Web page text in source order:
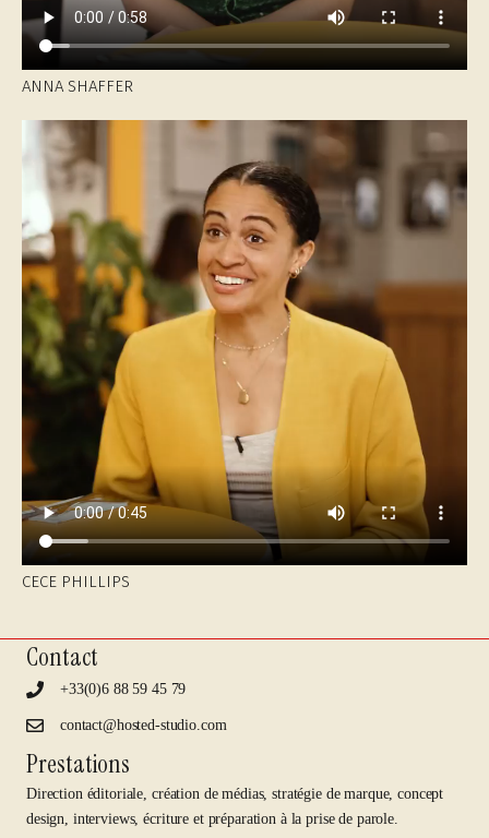
ANNA SHAFFER
CECE PHILLIPS
Contact
+33(0)6 88 59 45 79
contact@hosted-studio.com
Prestations
Direction éditoriale, création de médias, stratégie de marque, concept
design, interviews, écriture et préparation à la prise de parole.